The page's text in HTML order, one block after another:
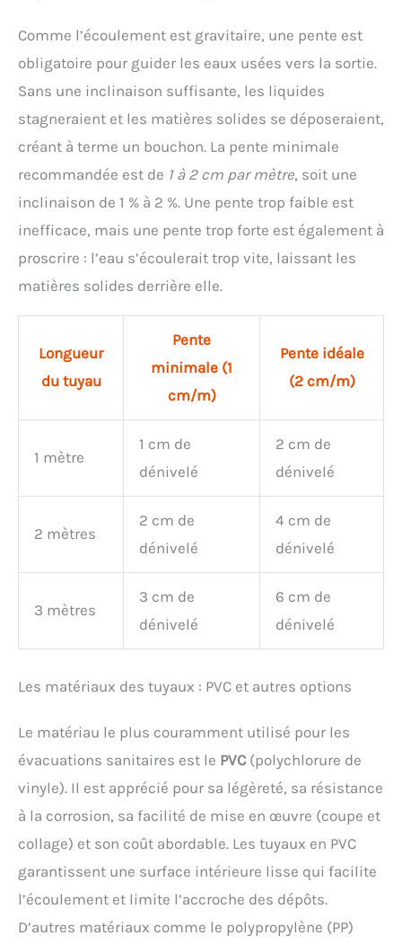
Comme l’écoulement est gravitaire, une pente est
obligatoire pour guider les eaux usées vers la sortie.
Sans une inclinaison suffisante, les liquides
stagneraient et les matières solides se déposeraient,
créant à terme un bouchon. La pente minimale
recommandée est de 1 à 2 cm par mètre, soit une
inclinaison de 1 % à 2 %. Une pente trop faible est
inefficace, mais une pente trop forte est également à
proscrire : l’eau s’écoulerait trop vite, laissant les
matières solides derrière elle.
Longueur
du tuyau
Pente
minimale (1
cm/m)
Pente idéale
(2 cm/m)
1 mètre
1 cm de
dénivelé
2 cm de
dénivelé
2 mètres
2 cm de
dénivelé
4 cm de
dénivelé
3 mètres
3 cm de
dénivelé
6 cm de
dénivelé
Les matériaux des tuyaux : PVC et autres options
Le matériau le plus couramment utilisé pour les
évacuations sanitaires est le PVC(polychlorure de
vinyle). Il est apprécié pour sa légèreté, sa résistance
à la corrosion, sa facilité de mise en œuvre (coupe et
collage) et son coût abordable. Les tuyaux en PVC
garantissent une surface intérieure lisse qui facilite
l’écoulement et limite l’accroche des dépôts.
D’autres matériaux comme le polypropylène (PP)